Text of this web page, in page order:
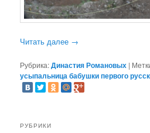
Читать далее →
Рубрика:Династия Романовых |
усыпальница бабушки первого
РУБРИКИ